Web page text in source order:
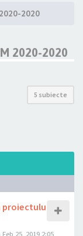
2020
2020-2020
5 subiecte
proiectulu
Feb 25, 2019 2:05